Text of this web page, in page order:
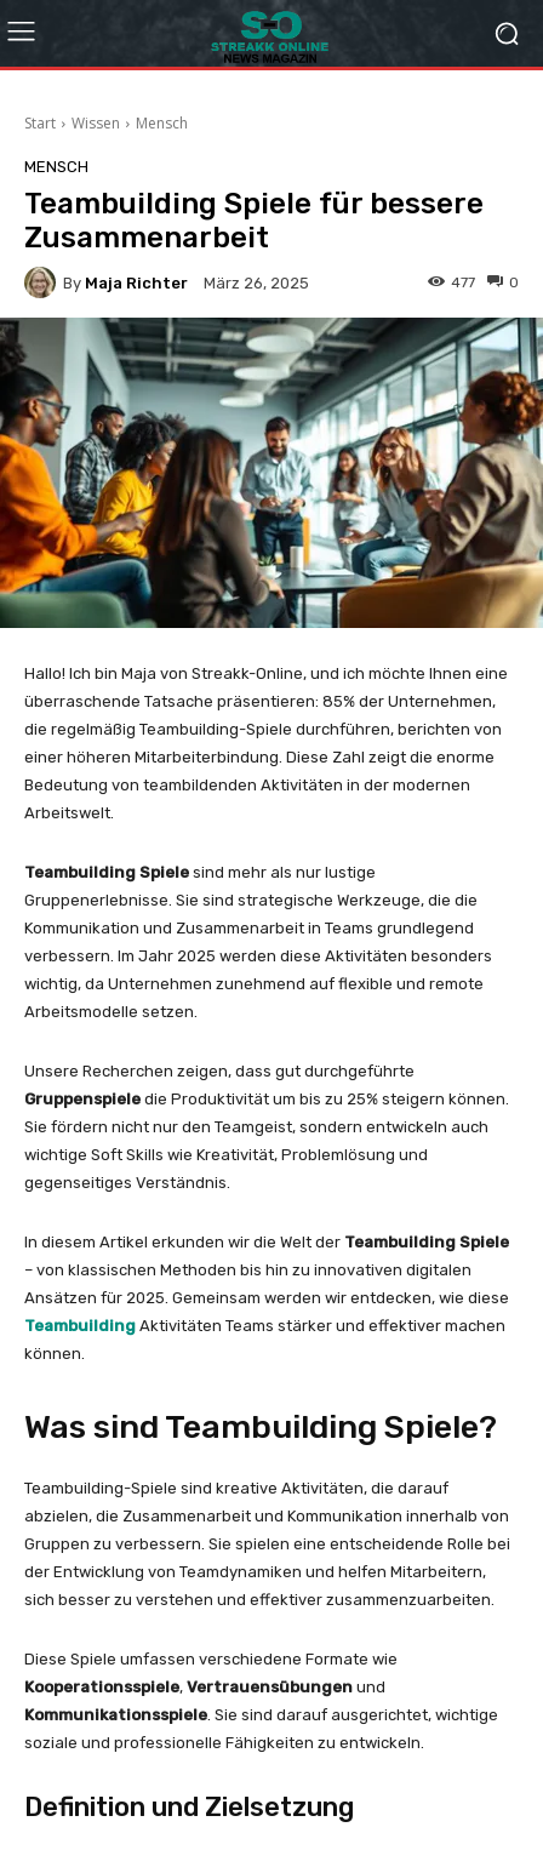
Start Wissen Mensch
MENSCH
Teambuilding Spiele für bessere
Zusammenarbeit
By Maja Richter März 26, 2025 0
477
Hallo! Ich bin Maja von Streakk-Online, und ich möchte Ihnen eine
überraschende Tatsache präsentieren: 85% der Unternehmen,
die regelmäßig Teambuilding-Spiele durchführen, berichten von
einer höheren Mitarbeiterbindung. Diese Zahl zeigt die enorme
Bedeutung von teambildenden Aktivitäten in der modernen
Arbeitswelt.
Teambuilding Spiele sind mehr als nur lustige
Gruppenerlebnisse. Sie sind strategische Werkzeuge, die die
Kommunikation und Zusammenarbeit in Teams grundlegend
verbessern. Im Jahr 2025 werden diese Aktivitäten besonders
wichtig, da Unternehmen zunehmend auf flexible und remote
Arbeitsmodelle setzen.
Unsere Recherchen zeigen, dass gut durchgeführte
Gruppenspiele die Produktivität um bis zu 25% steigern können.
Sie fördern nicht nur den Teamgeist, sondern entwickeln auch
wichtige Soft Skills wie Kreativität, Problemlösung und
gegenseitiges Verständnis.
In diesem Artikel erkunden wir die Welt der Teambuilding Spiele
– von klassischen Methoden bis hin zu innovativen digitalen
Ansätzen für 2025. Gemeinsam werden wir entdecken, wie diese
Teambuilding Aktivitäten Teams stärker und effektiver machen
können.
Was sind Teambuilding Spiele?
Teambuilding-Spiele sind kreative Aktivitäten, die darauf
abzielen, die Zusammenarbeit und Kommunikation innerhalb von
Gruppen zu verbessern. Sie spielen eine entscheidende Rolle bei
der Entwicklung von Teamdynamiken und helfen Mitarbeitern,
sich besser zu verstehen und effektiver zusammenzuarbeiten.
Diese Spiele umfassen verschiedene Formate wie
Kooperationsspiele, Vertrauensübungen und
Kommunikationsspiele. Sie sind darauf ausgerichtet, wichtige
soziale und professionelle Fähigkeiten zu entwickeln.
Definition und Zielsetzung